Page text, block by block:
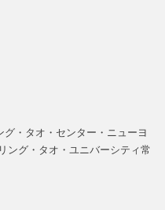
・タオ・センター・ニューヨ
ング・タオ・ユニバーシティ常